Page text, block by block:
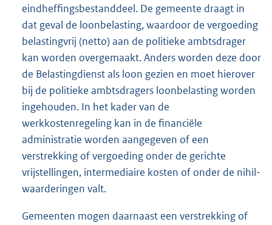
eindheffingsbestanddeel. De gemeente draagt in
dat geval de loonbelasting, waardoor de vergoeding
belastingvrij (netto) aan de politieke ambtsdrager
kan worden overgemaakt. Anders worden deze door
de Belastingdienst als loon gezien en moet hierover
bij de politieke ambtsdragers loonbelasting worden
ingehouden. In het kader van de
werkkostenregeling kan in de financiële
administratie worden aangegeven of een
verstrekking of vergoeding onder de gerichte
vrijstellingen, intermediaire kosten of onder de nihil-
waarderingen valt.
Gemeenten mogen daarnaast een verstrekking of